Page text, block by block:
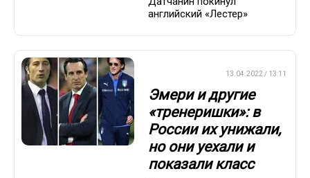
английский «Лестер»
13.04.2022 / 13:11
Эмери и другие
«тренеришки»: в
России их унижали,
но они уехали и
показали класс